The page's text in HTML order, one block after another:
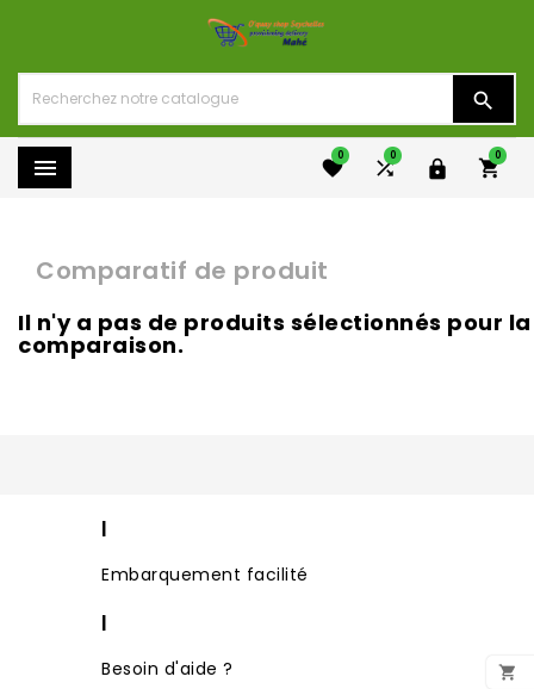


 0



0

0
Comparatif de produit
Il n'y a pas de produits sélectionnés pour la
comparaison.
|
Embarquement facilité
|
Besoin d'aide ?